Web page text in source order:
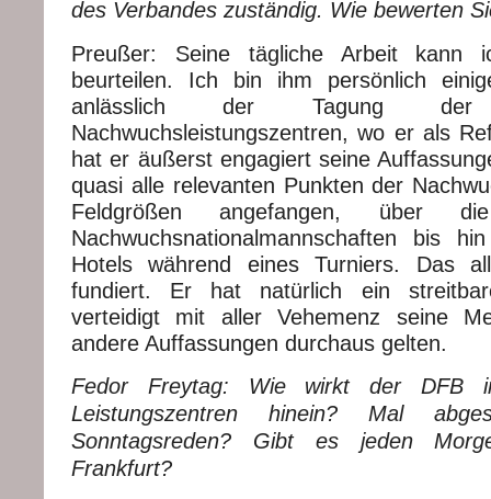
des Verbandes zuständig. Wie bewerten
Preußer: Seine tägliche Arbeit kann
beurteilen. Ich bin ihm persönlich
anlässlich der Tagung
Nachwuchsleistungszentren, wo er als
hat er äußerst engagiert seine
quasi alle relevanten Punkten der
Feldgrößen angefangen, über
Nachwuchsnationalmannschaften bis
Hotels während eines Turniers. Das
fundiert. Er hat natürlich ein
verteidigt mit aller Vehemenz seine
andere Auffassungen durchaus gelten.
Fedor Freytag: Wie wirkt der DFB
Leistungszentren hinein? Mal
Sonntagsreden? Gibt es jeden
Frankfurt?